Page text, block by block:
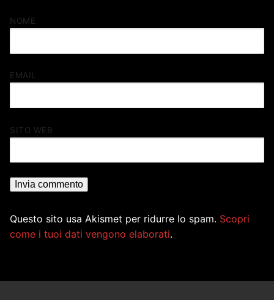
NOME
EMAIL
SITO WEB
Questo sito usa Akismet per ridurre lo spam. Scopri
come i tuoi dati vengono elaborati.